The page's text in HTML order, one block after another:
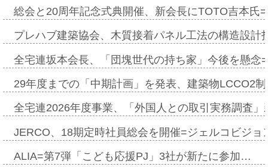
総会と20周年記念式典開催、新会長にTOTO吉本氏
プレハブ建築協会、木質接着パネル工法の構造設
全宅連坂本会長、「団塊世代の持ち家」今後を懸
29年度までの「中期計画」を発表、建築物LCCO2
全宅連2026年度事業、「外国人との取引実務調査
JERCO、18期定時社員総会を開催=ジェルコビジ
ALIA=第7弾「こども応援PJ」3社が新たに参加…